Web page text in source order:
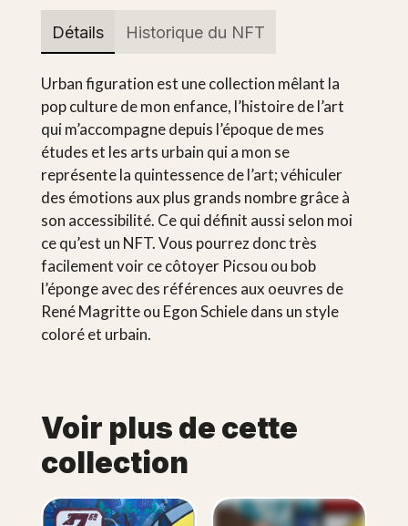
Détails Historique du NFT
Urban figuration est une collection mêlant la
pop culture de mon enfance, l’histoire de l’art
qui m’accompagne depuis l’époque de mes
études et les arts urbain qui a mon se
représente la quintessence de l’art; véhiculer
des émotions aux plus grands nombre grâce à
son accessibilité. Ce qui définit aussi selon moi
ce qu’est un NFT. Vous pourrez donc très
facilement voir ce côtoyer Picsou ou bob
l’éponge avec des références aux oeuvres de
René Magritte ou Egon Schiele dans un style
coloré et urbain.
Voir plus de cette
collection